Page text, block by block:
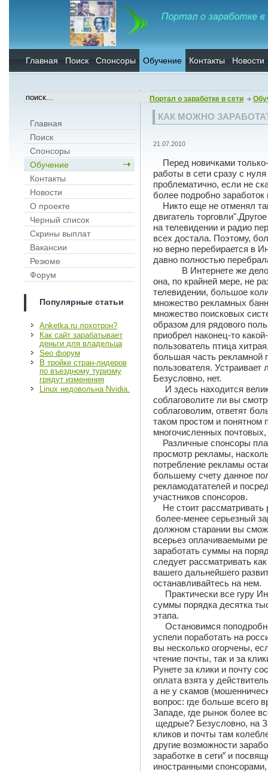
Главная Поиск Спонсоры Обучение Контакты Новости
Главная
Поиск
Спонсоры
Обучение
Контакты
Новости
О проекте
Черный список
Скрины выплат
Вакансии
Резюме
Форум
Популярные статьи
Anketka.ru лохотрон?
Как сайт зарабатывает
деньги для владельца
Seo форум
В тройке стран-лидеров
по въездному туризму
грядут изменения
Linux недовольна Nvidia.
Портал о заработке в сети
КАК МОЖНО
21.07.2010
Перед новичками
работы в сети сразу с
проблематично, если не
более подробно заработок
Никто еще не отменял
двигатель
на телевидении и радио
всех достала. Поэтому,
но верно перебирается в
давно полностью
В Интернете же
она, по крайней мере, не
телевидении, большое
множество рекламных
множество поисковых
образом для рядового
приобрел наконец-то
пользователь птица
большая часть рекламной
пользователя. Устраивает
Безусловно, нет.
И здесь находится
соблаговолите ли вы
соблаговолим, ответят
таком простом и понятном
многочисленных
Различные спонсоры
просмотр рекламы,
потребление рекламы
большему счету данное
рекламодатателей и
участников спонсоров.
Не стоит рассматривать
более-менее серьезный
должном старании вы
всерьез оплачиваемыми
заработать суммы на
следует рассматривать
вашего дальнейшего
останавливайтесь на нем.
Практически все гуру
суммы порядка десятка
этапа.
Остановимся
успели поработать на
вы несколько огорчены,
чтение почты, так и за
Рунете за клики и почту
оплата взята у
а не у скамов
вопрос: где больше всего
Западе, где рынок более
щедрые? Безусловно, на
кликов и почты там
другие возможности
заработке в сети” и
иностранными